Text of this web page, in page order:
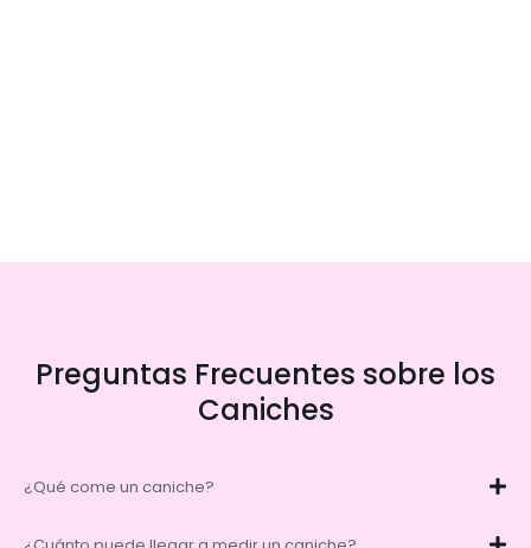
Preguntas Frecuentes sobre los
Caniches
¿Qué come un caniche?